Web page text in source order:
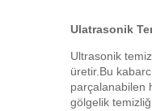
Ulatrasonik
Ultrasonik
üretir.Bu
parçalanabilen
gölgelik